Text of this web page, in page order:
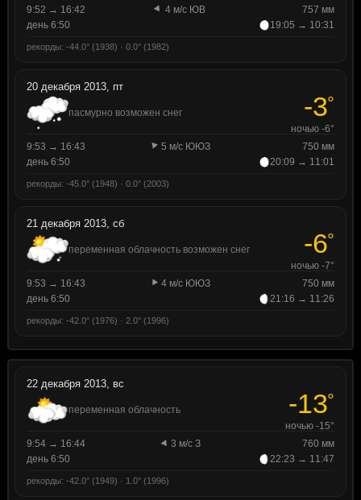
9:52 → 16:42
4 м/с ЮВ
757 мм
день 6:50
19:05 → 10:31
рекорды: -44.0° (1938) · 0.0° (1982)
20 декабря 2013, пт
пасмурно возможен снег -3°
ночью -6°
9:53 → 16:43
5 м/с ЮЮЗ
750 мм
день 6:50
20:09 → 11:01
рекорды: -45.0° (1948) · 0.0° (2003)
21 декабря 2013, сб
переменная облачность возможен снег -6°
ночью -7°
9:53 → 16:43
4 м/с ЮЮЗ
750 мм
день 6:50
21:16 → 11:26
рекорды: -42.0° (1976) · 2.0° (1996)
22 декабря 2013, вс
переменная облачность -13°
ночью -15°
9:54 → 16:44
3 м/с З
760 мм
день 6:50
22:23 → 11:47
рекорды: -42.0° (1949) · 1.0° (1996)